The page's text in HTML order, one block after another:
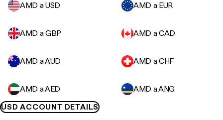
AMD a USD
AMD a EUR
AMD a GBP AMD a CAD
AMD a AUD AMD a CHF
AMD a AED
AMD a ANG
USD ACCOUNT DETAILS